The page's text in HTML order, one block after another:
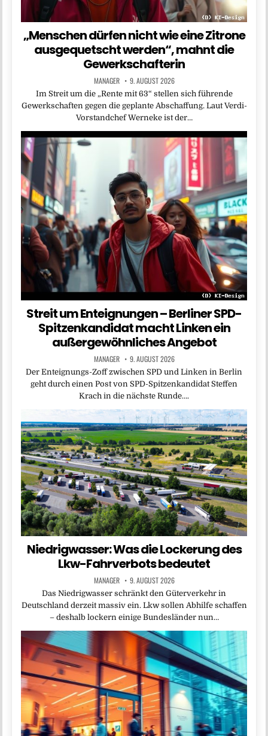
„Menschen dürfen nicht wie eine Zitrone
ausgequetscht werden“, mahnt die
Gewerkschafterin
MANAGER 9. AUGUST 2026
Im Streit um die „Rente mit 63“ stellen sich führende
Gewerkschaften gegen die geplante Abschaffung. Laut Verdi-
Vorstandchef Werneke ist der…
Streit um Enteignungen – Berliner SPD-
Spitzenkandidat macht Linken ein
außergewöhnliches Angebot
MANAGER 9. AUGUST 2026
Der Enteignungs-Zoff zwischen SPD und Linken in Berlin
geht durch einen Post von SPD-Spitzenkandidat Steffen
Krach in die nächste Runde….
Niedrigwasser: Was die Lockerung des
Lkw-Fahrverbots bedeutet
MANAGER 9. AUGUST 2026
Das Niedrigwasser schränkt den Güterverkehr in
Deutschland derzeit massiv ein. Lkw sollen Abhilfe schaffen
– deshalb lockern einige Bundesländer nun…